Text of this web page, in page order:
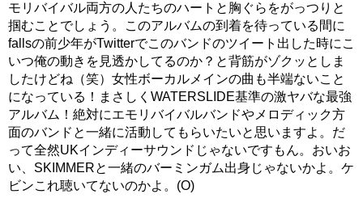
モリバイバル両方の人たちのハートと胸ぐらをがっつりと
掴むことでしょう。このアルバムの到着を待っている間に
fallsの前少年がTwitterでこのバンドのツイート出した時にこ
いつ俺の動きを見透かしてるのか？と背筋がゾクッとしま
したけどね（笑）女性ボーカルメインの曲も半端ないこと
になっている！まさしくWATERSLIDE基準の激ヤバな最強
アルバム！絶対にエモリバイバルバンドやメロディック方
面のバンドと一緒に活動してもらいたいと思いますよ。だ
って全然UKインディーサウンドじゃないですもん。おいお
い、SKIMMERと一緒のバーミンガム出身じゃないかよ。ケ
ビンこれ聴いてないのかよ。(O)